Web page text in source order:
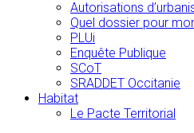
Autorisations
Quel dossier pour
PLUi
Enquête Publique
SCoT
SRADDET Occitanie
Habitat
Le Pacte Territorial